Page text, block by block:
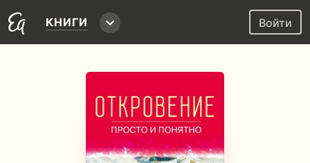
КНИГИ Войти